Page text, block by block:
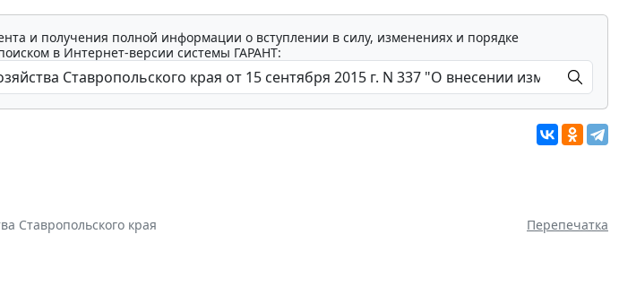
и получения полной информации о вступлении в силу, изменениях и порядке
в Интернет-версии системы ГАРАНТ:
Ставропольского края Перепечатка